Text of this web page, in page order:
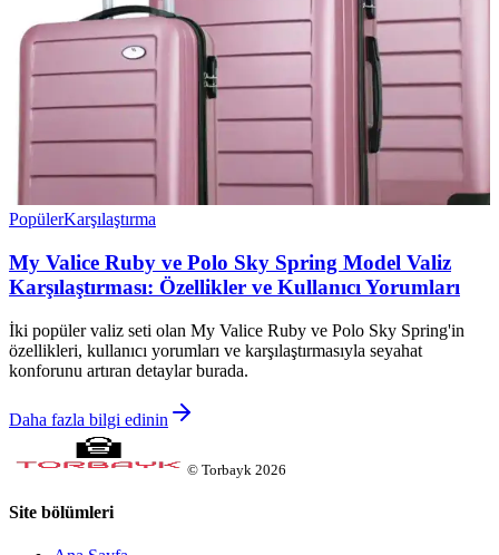
PopülerKarşılaştırma
My Valice Ruby ve Polo Sky Spring Model Valiz
Karşılaştırması: Özellikler ve Kullanıcı Yorumları
İki popüler valiz seti olan My Valice Ruby ve Polo Sky Spring'in
özellikleri, kullanıcı yorumları ve karşılaştırmasıyla seyahat
konforunu artıran detaylar burada.
Daha fazla bilgi edinin
© Torbayk 2026
Site bölümleri